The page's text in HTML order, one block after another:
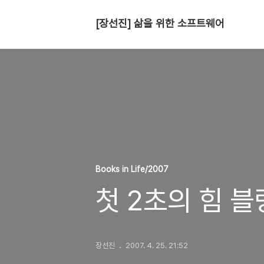
[장선진] 삶을 위한 소프트웨어
Books in Life/2007
첫 2초의 힘 블
장선진 2007. 4. 25. 21:52